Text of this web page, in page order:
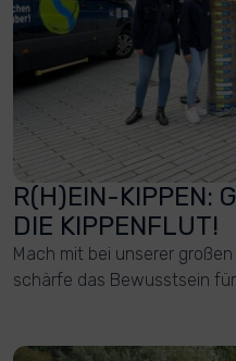
R(H)EIN-KIPPEN:
DIE KIPPENFLUT!
Mach mit bei unserer
schärfe das Bewusstsein